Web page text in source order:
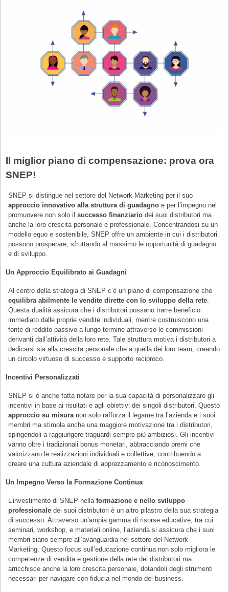
Il miglior piano di compensazione: prova ora
SNEP!
SNEP si distingue nel settore del Network Marketing per il suo
approccio innovativo alla struttura di guadagno e per l’impegno nel
promuovere non solo ilsuccesso finanziario dei suoi distributori ma
anche la loro crescita personale e professionale. Concentrandosi su un
modello equo e sostenibile, SNEP offre un ambiente in cui i distributori
possono prosperare, sfruttando al massimo le opportunità di guadagno
e di sviluppo.
Un Approccio Equilibrato ai Guadagni
Al centro della strategia di SNEP c’è un piano di compensazione che
equilibra abilmente le vendite dirette con lo sviluppo della rete.
Questa dualità assicura che i distributori possano trarre beneficio
immediato dalle proprie vendite individuali, mentre costruiscono una
fonte di reddito passivo a lungo termine attraverso le commissioni
derivanti dall’attività della loro rete. Tale struttura motiva i distributori a
dedicarsi sia alla crescita personale che a quella dei loro team, creando
un circolo virtuoso di successo e supporto reciproco.
Incentivi Personalizzati
SNEP si è anche fatta notare per la sua capacità di personalizzare gli
incentivi in base ai risultati e agli obiettivi dei singoli distributori. Questo
approccio su misuranon solo rafforza il legame tra l’azienda e i suoi
membri ma stimola anche una maggiore motivazione tra i distributori,
spingendoli a raggiungere traguardi sempre più ambiziosi. Gli incentivi
vanno oltre i tradizionali bonus monetari, abbracciando premi che
valorizzano le realizzazioni individuali e collettive, contribuendo a
creare una cultura aziendale di apprezzamento e riconoscimento.
Un Impegno Verso la Formazione Continua
L’investimento di SNEP nellaformazione e nello sviluppo
professionale dei suoi distributori è un altro pilastro della sua strategia
di successo. Attraverso un’ampia gamma di risorse educative, tra cui
seminari, workshop, e materiali online, l’azienda si assicura che i suoi
membri siano sempre all’avanguardia nel settore del Network
Marketing. Questo focus sull’educazione continua non solo migliora le
competenze di vendita e gestione della rete dei distributori ma
arricchisce anche la loro crescita personale, dotandoli degli strumenti
necessari per navigare con fiducia nel mondo del business.